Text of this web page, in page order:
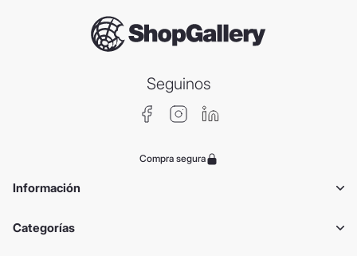
Seguinos
Compra segura
Información
Categorías